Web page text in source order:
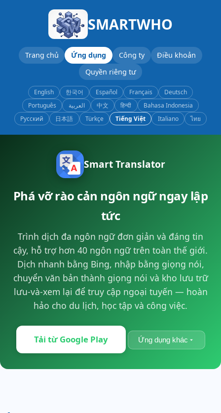
SMARTWHO
Trang chủ Ứng dụng Công ty
Điều khoản
Quyền riêng tư
English 한국어 Español Français
Deutsch
Português
العربية 中文 हिन्दी
Bahasa Indonesia
Русский
日本語 Türkçe Tiếng Việt Italiano ไทย
Smart Translator
Phá vỡ rào cản ngôn ngữ ngay lập
tức
Trình dịch đa ngôn ngữ đơn giản và đáng tin
cậy, hỗ trợ hơn 40 ngôn ngữ trên toàn thế giới.
Dịch nhanh bằng Bing, nhập bằng giọng nói,
chuyển văn bản thành giọng nói và kho lưu trữ
lưu-và-xem lại để truy cập ngoại tuyến — hoàn
hảo cho du lịch, học tập và công việc.
Tải từ Google Play Ứng dụng khác